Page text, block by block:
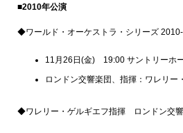
■2010年公演
◆ワールド・オーケストラ・シリーズ
11月26日(金) 19:00 サントリーホー
ロンドン交響楽団、指揮：ワレリ
◆ワレリー・ゲルギエフ指揮 ロンドン交